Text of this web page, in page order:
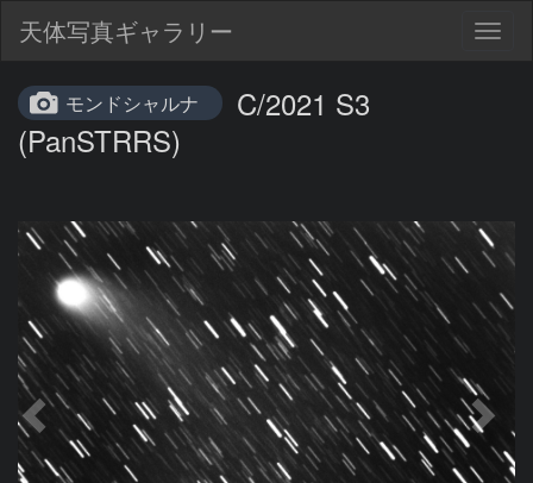
天体写真ギャラリー
モンドシャルナ
C/2021 S3
(PanSTRRS)